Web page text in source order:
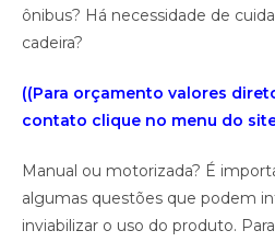
ônibus? Há necessidade de
cadeira?
((Para orçamento valores
contato clique no menu do
Manual ou motorizada? É
algumas questões que podem
inviabilizar o uso do produto.